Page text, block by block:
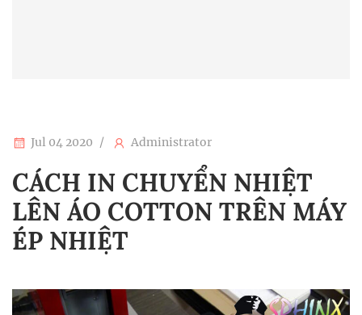
Jul 04 2020 Administrator
CÁCH IN CHUYỂN NHIỆT
LÊN ÁO COTTON TRÊN MÁY
ÉP NHIỆT